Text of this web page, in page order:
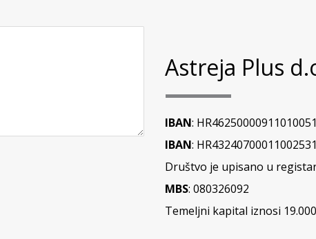
Astreja Plus
IBAN:
IBAN:
Društvo je upisano u
MBS: 080326092
Temeljni kapital iznosi